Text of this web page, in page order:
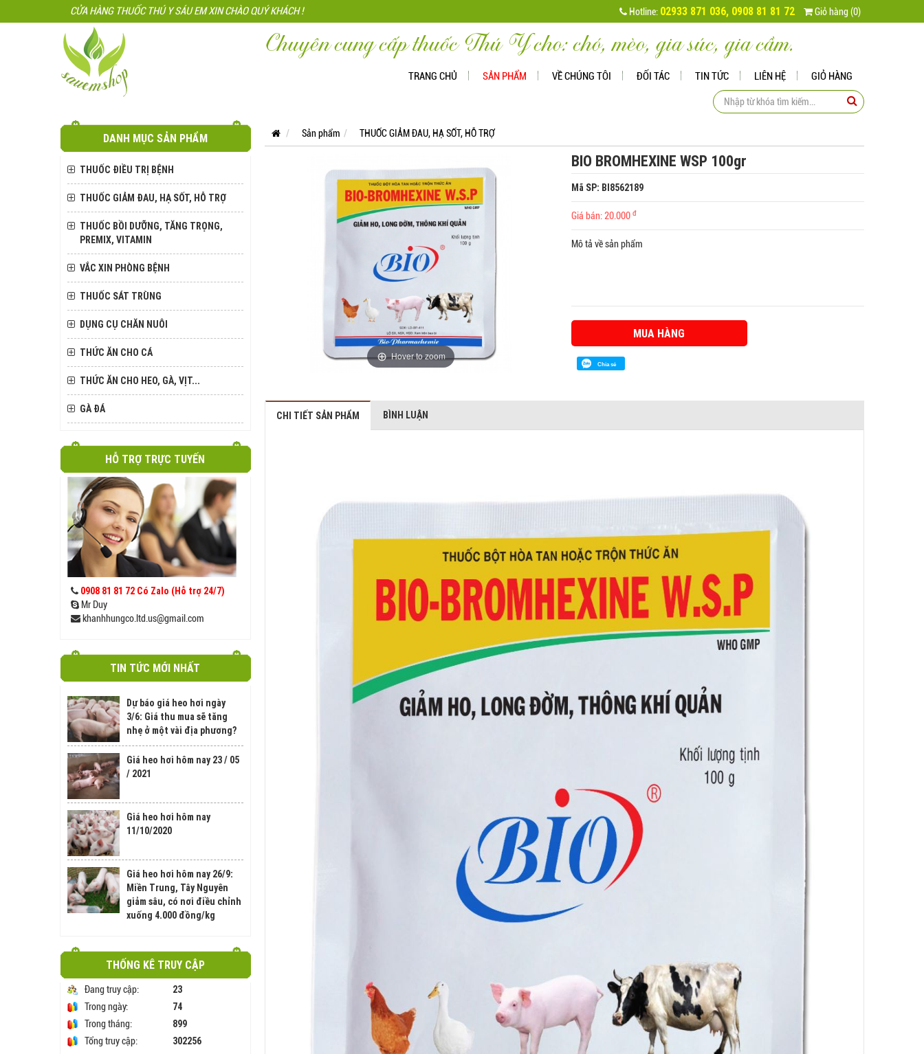
CỬA HÀNG THUỐC THÚ Y SÁU EM XIN CHÀO QUÝ KHÁCH ! Hotline: 02933 871 036, 0908 81 81 72 Giỏ hàng (0)
Chuyên cung cấp thuốc Thú Y cho: chó, mèo, gia súc, gia cầm.
TRANG CHỦ SẢN PHẨM VỀ CHÚNG TÔI ĐỐI TÁC TIN TỨC LIÊN HỆ GIỎ HÀNG
DANH MỤC SẢN PHẨM
THUỐC ĐIỀU TRỊ BỆNH
THUỐC GIẢM ĐAU, HẠ SỐT, HỖ TRỢ
THUỐC BỒI DƯỠNG, TĂNG TRỌNG,
PREMIX, VITAMIN
VẮC XIN PHÒNG BỆNH
THUỐC SÁT TRÙNG
DỤNG CỤ CHĂN NUÔI
THỨC ĂN CHO CÁ
THỨC ĂN CHO HEO, GÀ, VỊT...
GÀ ĐÁ
HỖ TRỢ TRỰC TUYẾN
0908 81 81 72 Có Zalo (Hỗ trợ 24/7)
Mr Duy
khanhhungco.ltd.us@gmail.com
TIN TỨC MỚI NHẤT
Dự báo giá heo hơi ngày
3/6: Giá thu mua sẽ tăng
nhẹ ở một vài địa phương?
Giá heo hơi hôm nay 23 / 05
/ 2021
Giá heo hơi hôm nay
11/10/2020
Giá heo hơi hôm nay 26/9:
Miền Trung, Tây Nguyên
giảm sâu, có nơi điều chỉnh
xuống 4.000 đồng/kg
THỐNG KÊ TRUY CẬP
Đang truy cập: 23
Trong ngày: 74
Trong tháng: 899
Tổng truy cập: 302256
Sản phẩm THUỐC GIẢM ĐAU, HẠ SỐT, HỖ TRỢ
Hover to zoom
BIO BROMHEXINE WSP 100gr
Mã SP: BI8562189
Giá bán: 20.000 đ
Mô tả về sản phẩm
MUA HÀNG
Chia sẻ
CHI TIẾT SẢN PHẨM BÌNH LUẬN